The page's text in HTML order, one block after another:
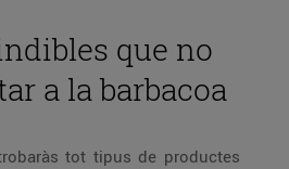
que no
a la barbacoa
tot tipus de productes